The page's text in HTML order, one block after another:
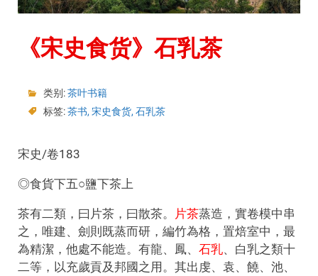
《宋史食货》石乳茶
类别:茶叶书籍
标签:茶书, 宋史食货, 石乳茶
宋史/卷183
◎食貨下五○鹽下茶上
茶有二類，曰片茶，曰散茶。 片茶蒸造，實卷模中串
之，唯建、劍則既蒸而研，編竹為格，置焙室中，最
為精潔，他處不能造。有龍、鳳、 石乳、白乳之類十
二等，以充歲貢及邦國之用。其出虔、袁、饒、池、